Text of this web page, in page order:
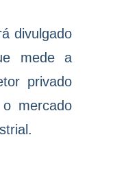
divulgado
mede a
privado
mercado